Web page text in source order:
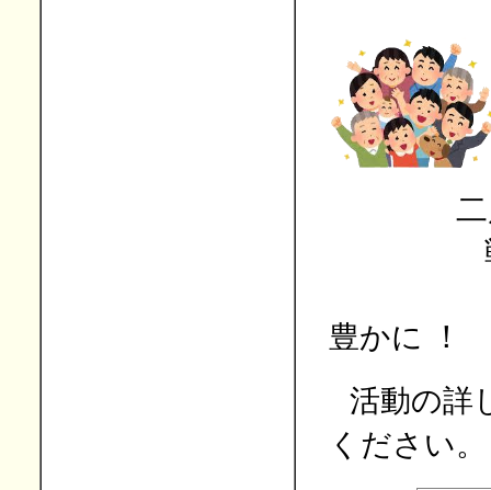
二度と
戦
豊かに
！
活動の詳
ください。